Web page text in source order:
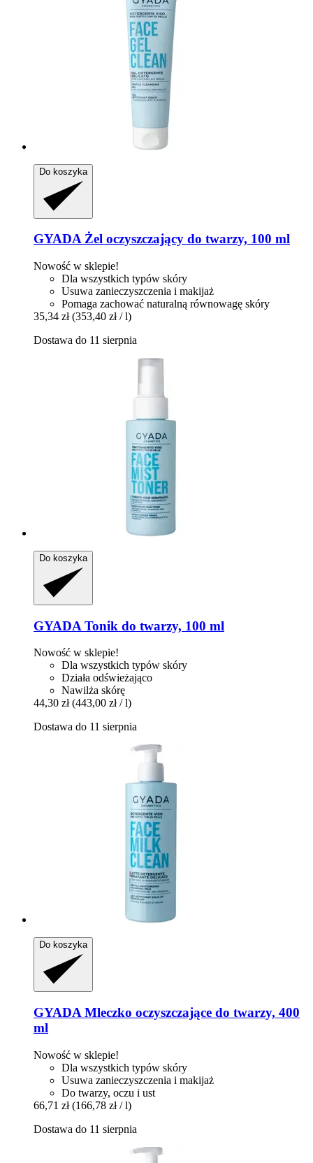
Do koszyka
GYADAŻel oczyszczający do twarzy, 100 ml
Nowość w sklepie!
Dla wszystkich typów skóry
Usuwa zanieczyszczenia i makijaż
Pomaga zachować naturalną równowagę skóry
35,34 zł (353,40 zł / l)
Dostawa do 11 sierpnia
Do koszyka
GYADA Tonik do twarzy, 100 ml
Nowość w sklepie!
Dla wszystkich typów skóry
Działa odświeżająco
Nawilża skórę
44,30 zł (443,00 zł / l)
Dostawa do 11 sierpnia
Do koszyka
GYADA Mleczko oczyszczające do twarzy, 400
ml
Nowość w sklepie!
Dla wszystkich typów skóry
Usuwa zanieczyszczenia i makijaż
Do twarzy, oczu i ust
66,71 zł (166,78 zł / l)
Dostawa do 11 sierpnia